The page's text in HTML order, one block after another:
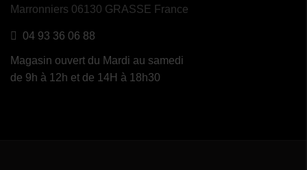
Marronniers 06130 GRASSE France
04 93 36 06 88
Magasin ouvert du Mardi au samedi
de 9h à 12h et de 14H à 18h30